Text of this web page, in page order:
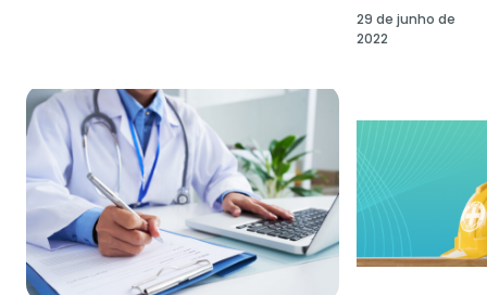
29 de junho de
2022